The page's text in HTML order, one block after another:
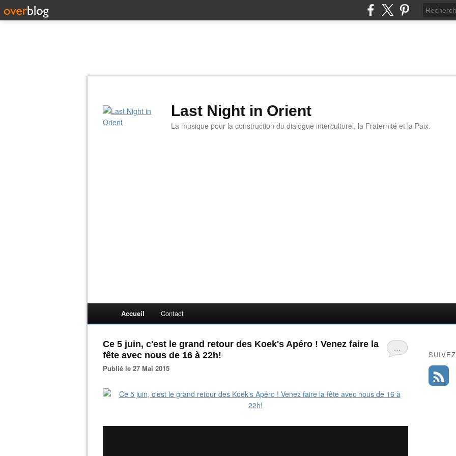
Last Night in Orient
La musique pour la construction du dialogue interculturel, la Fraternité et la Paix.
Accueil Contact
…
Ce 5 juin, c'est le grand retour des Koek's Apéro ! Venez faire la
fête avec nous de 16 à 22h!
Publié le 27 Mai 2015